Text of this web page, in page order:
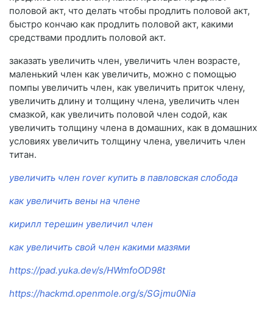
половой акт, что делать чтобы продлить половой акт,
быстро кончаю как продлить половой акт, какими
средствами продлить половой акт.
заказать увеличить член, увеличить член возрасте,
маленький член как увеличить, можно с помощью
помпы увеличить член, как увеличить приток члену,
увеличить длину и толщину члена, увеличить член
смазкой, как увеличить половой член содой, как
увеличить толщину члена в домашних, как в домашних
условиях увеличить толщину члена, увеличить член
титан.
увеличить член rover купить в павловская слобода
как увеличить вены на члене
кирилл терешин увеличил член
как увеличить свой член какими мазями
https://pad.yuka.dev/s/HWmfoOD98t
https://hackmd.openmole.org/s/SGjmu0Nia